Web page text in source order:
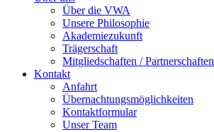
Über die VWA
Unsere Philosophie
Akademiezukunft
Trägerschaft
Mitgliedschaften / Partnerschaften
Kontakt
Anfahrt
Übernachtungsmöglichkeiten
Kontaktformular
Unser Team